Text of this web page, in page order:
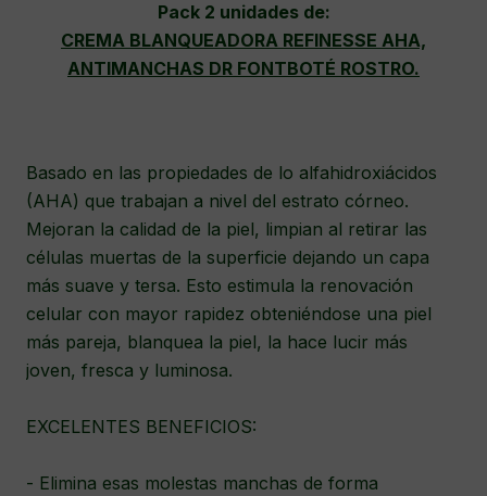
Pack 2 unidades de:
CREMA BLANQUEADORA REFINESSE AHA,
ANTIMANCHAS DR FONTBOTÉ ROSTRO.
Basado en las propiedades de lo alfahidroxiácidos
(AHA) que trabajan a nivel del estrato córneo.
Mejoran la calidad de la piel, limpian al retirar las
células muertas de la superficie dejando un capa
más suave y tersa. Esto estimula la renovación
celular con mayor rapidez obteniéndose una piel
más pareja, blanquea la piel, la hace lucir más
joven, fresca y luminosa.
EXCELENTES BENEFICIOS:
- Elimina esas molestas manchas de forma